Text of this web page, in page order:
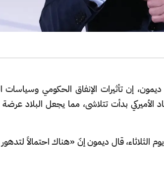
إن تأثيرات الإنفاق الحكومي وسياسات
الأميركي بدأت تتلاشى، مما يجعل البلاد عرضة
قال ديمون إنّ «هناك احتمالاً لتدهور